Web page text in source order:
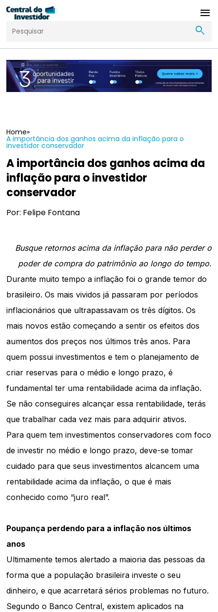
menu
search
Home»
A importância dos ganhos acima da inflação para o
investidor conservador
A importância dos ganhos acima da
inflação para o investidor
conservador
Por: Felipe Fontana
Busque retornos acima da inflação para não perder o
poder de compra do patrimônio ao longo do tempo.
Durante muito tempo a inflação foi o grande temor do
brasileiro. Os mais vividos já passaram por períodos
inflacionários que ultrapassavam os três dígitos. Os
mais novos estão começando a sentir os efeitos dos
aumentos dos preços nos últimos três anos. Para
quem possui investimentos e tem o planejamento de
criar reservas para o médio e longo prazo, é
fundamental ter uma rentabilidade acima da inflação.
Se não conseguires alcançar essa rentabilidade, terás
que trabalhar cada vez mais para adquirir ativos.
Para quem tem investimentos conservadores com foco
de investir no médio e longo prazo, deve-se tomar
cuidado para que seus investimentos alcancem uma
rentabilidade acima da inflação, o que é mais
conhecido como “juro real”.
Poupança perdendo para a inflação nos últimos
anos
Ultimamente temos alertado a maioria das pessoas da
forma que a população brasileira investe o seu
dinheiro, e que acarretará sérios problemas no futuro.
Segundo o Banco Central, existem aplicados na